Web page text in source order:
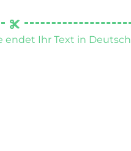
endet Ihr Text in Deutsch